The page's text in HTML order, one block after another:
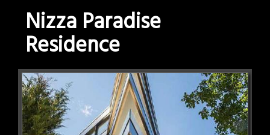
Nizza Paradise
Residence